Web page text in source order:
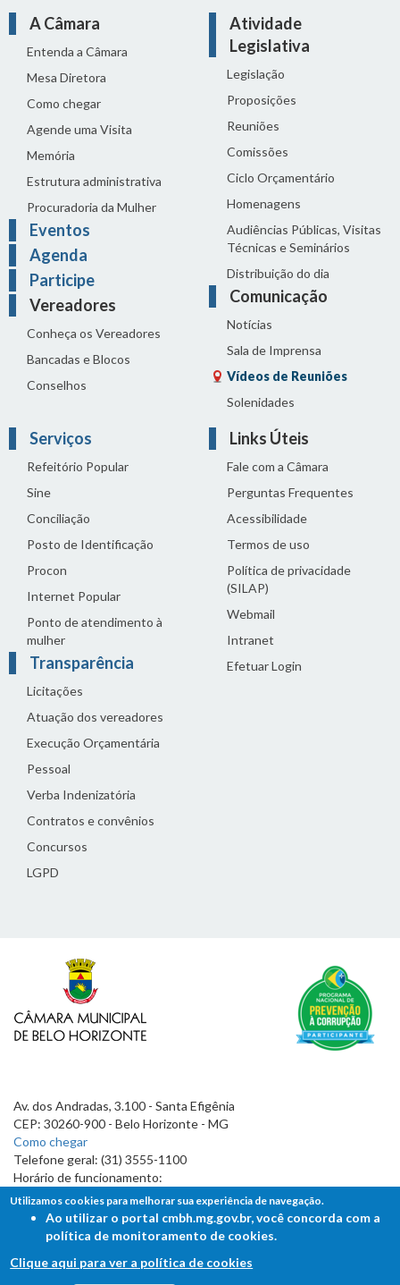
A Câmara
Entenda a Câmara
Mesa Diretora
Como chegar
Agende uma Visita
Memória
Estrutura administrativa
Procuradoria da Mulher
Eventos
Agenda
Participe
Vereadores
Conheça os Vereadores
Bancadas e Blocos
Conselhos
Atividade
Legislativa
Legislação
Proposições
Reuniões
Comissões
Ciclo Orçamentário
Homenagens
Audiências Públicas, Visitas
Técnicas e Seminários
Distribuição do dia
Comunicação
Notícias
Sala de Imprensa
Vídeos de Reuniões
Solenidades
Serviços
Refeitório Popular
Sine
Conciliação
Posto de Identificação
Procon
Internet Popular
Ponto de atendimento à
mulher
Transparência
Licitações
Atuação dos vereadores
Execução Orçamentária
Pessoal
Verba Indenizatória
Contratos e convênios
Concursos
LGPD
Links Úteis
Fale com a Câmara
Perguntas Frequentes
Acessibilidade
Termos de uso
Política de privacidade
(SILAP)
Webmail
Intranet
Efetuar Login
Av. dos Andradas, 3.100 - Santa Efigênia
CEP: 30260-900 - Belo Horizonte - MG
Como chegar
Telefone geral: (31) 3555-1100
Horário de funcionamento:
7h às 19h
Utilizamos cookies para melhorar sua experiência de navegação.
Ao utilizar o portal cmbh.mg.gov.br, você concorda com a
política de monitoramento de cookies.
Clique aqui para ver a política de cookies